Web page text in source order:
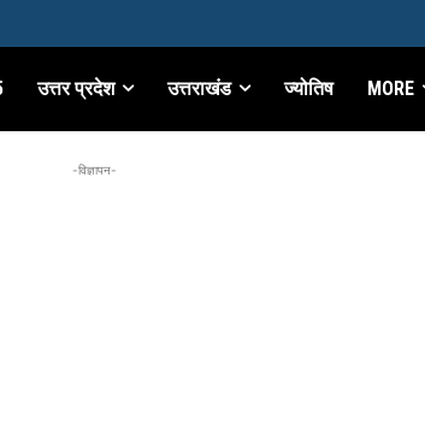
उत्तर प्रदेश उत्तराखंड ज्योतिष MORE
-विज्ञापन-